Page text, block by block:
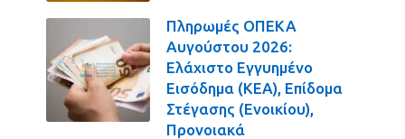
Πληρωμές ΟΠΕΚΑ
Αυγούστου 2026:
Ελάχιστο Εγγυημένο
Εισόδημα (ΚΕΑ), Επίδομα
Στέγασης (Ενοικίου),
Προνοιακά